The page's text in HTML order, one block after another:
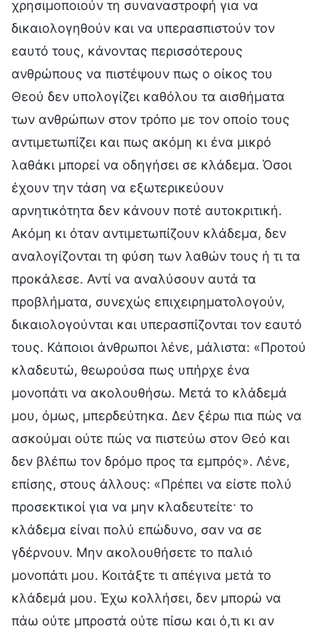
χρησιμοποιούν τη συναναστροφή για να
δικαιολογηθούν και να υπερασπιστούν τον
εαυτό τους, κάνοντας περισσότερους
ανθρώπους να πιστέψουν πως ο οίκος του
Θεού δεν υπολογίζει καθόλου τα αισθήματα
των ανθρώπων στον τρόπο με τον οποίο τους
αντιμετωπίζει και πως ακόμη κι ένα μικρό
λαθάκι μπορεί να οδηγήσει σε κλάδεμα. Όσοι
έχουν την τάση να εξωτερικεύουν
αρνητικότητα δεν κάνουν ποτέ αυτοκριτική.
Ακόμη κι όταν αντιμετωπίζουν κλάδεμα, δεν
αναλογίζονται τη φύση των λαθών τους ή τι τα
προκάλεσε. Αντί να αναλύσουν αυτά τα
προβλήματα, συνεχώς επιχειρηματολογούν,
δικαιολογούνται και υπερασπίζονται τον εαυτό
τους. Κάποιοι άνθρωποι λένε, μάλιστα: «Προτού
κλαδευτώ, θεωρούσα πως υπήρχε ένα
μονοπάτι να ακολουθήσω. Μετά το κλάδεμά
μου, όμως, μπερδεύτηκα. Δεν ξέρω πια πώς να
ασκούμαι ούτε πώς να πιστεύω στον Θεό και
δεν βλέπω τον δρόμο προς τα εμπρός». Λένε,
επίσης, στους άλλους: «Πρέπει να είστε πολύ
προσεκτικοί για να μην κλαδευτείτε· το
κλάδεμα είναι πολύ επώδυνο, σαν να σε
γδέρνουν. Μην ακολουθήσετε το παλιό
μονοπάτι μου. Κοιτάξτε τι απέγινα μετά το
κλάδεμά μου. Έχω κολλήσει, δεν μπορώ να
πάω ούτε μπροστά ούτε πίσω και ό,τι κι αν